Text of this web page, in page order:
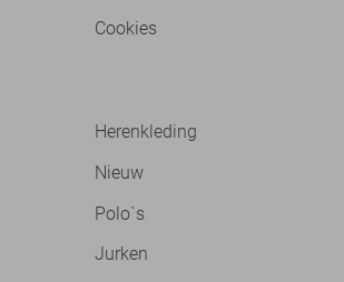
Cookies
Herenkleding
Nieuw
Polo`s
Jurken